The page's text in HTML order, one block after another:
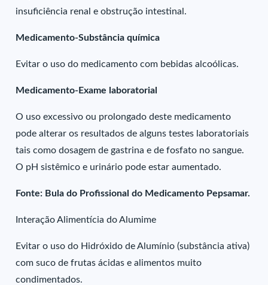
insuficiência renal e obstrução intestinal.
Medicamento-Substância química
Evitar o uso do medicamento com bebidas alcoólicas.
Medicamento-Exame laboratorial
O uso excessivo ou prolongado deste medicamento
pode alterar os resultados de alguns testes laboratoriais
tais como dosagem de gastrina e de fosfato no sangue.
O pH sistêmico e urinário pode estar aumentado.
Fonte: Bula do Profissional do Medicamento Pepsamar.
Interação Alimentícia do Alumime
Evitar o uso do Hidróxido de Alumínio (substância ativa)
com suco de frutas ácidas e alimentos muito
condimentados.